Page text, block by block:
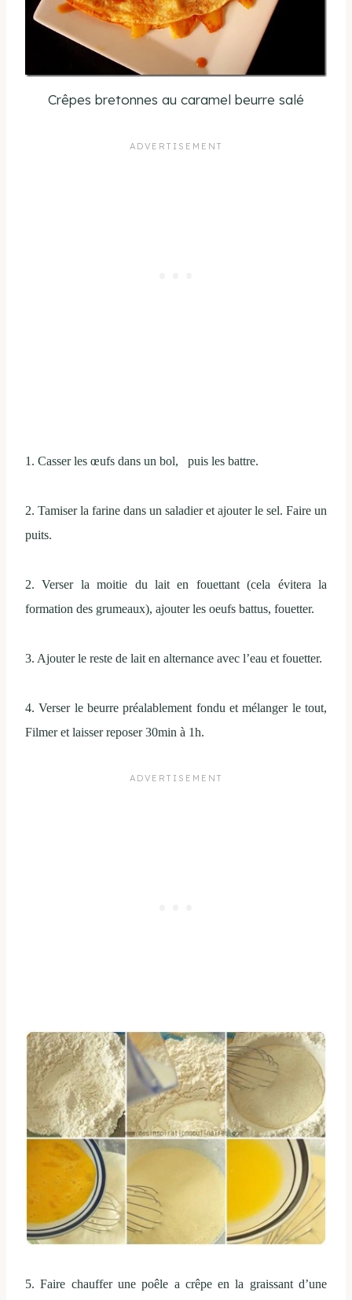
Crêpes bretonnes au caramel beurre salé
1. Casser les œufs dans un bol, puis les battre.
2. Tamiser la farine dans un saladier et ajouter le sel. Faire un
puits.
2. Verser la moitie du lait en fouettant (cela évitera la
formation des grumeaux), ajouter les oeufs battus, fouetter.
3. Ajouter le reste de lait en alternance avec l’eau et fouetter.
4. Verser le beurre préalablement fondu et mélanger le tout,
Filmer et laisser reposer 30min à 1h.
5. Faire chauffer une poêle a crêpe en la graissant d’une